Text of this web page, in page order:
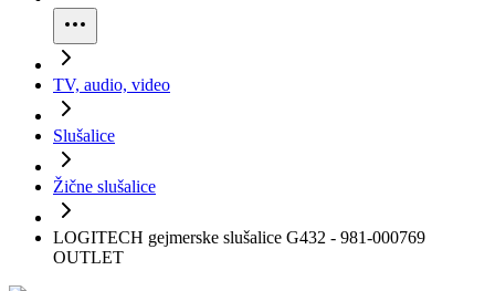
TV, audio, video
Slušalice
Žične slušalice
LOGITECH gejmerske slušalice G432 - 981-000769
OUTLET